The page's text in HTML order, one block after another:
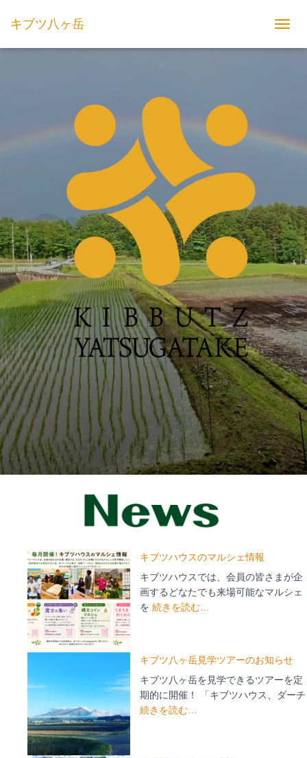
キブツ八ヶ岳
キブツハウスのマルシェ情報
キブツハウスでは、会員の皆さまが企
画するどなたでも来場可能なマルシェ
を 続きを読む…
キブツ八ヶ岳見学ツアーのお知らせ
キブツ八ヶ岳を見学できるツアーを定
期的に開催！ 「キブツハウス、ダーチ
続きを読む…